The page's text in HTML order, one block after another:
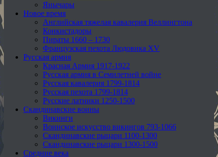
Янычары
Новое время
Английская тяжелая кавалерия Веллингтона
Конкистадоры
Пираты 1660 – 1730
Французская пехота Людовика XV
Русская армия
Красная Армия 1917-1922
Русская армия в Семилетней войне
Русская кавалерия 1799-1814
Русская пехота 1799-1814
Русские латники 1250-1500
Скандинавские воины
Викинги
Воинское искусство викингов 793-1066
Скандинавские рыцари 1100-1300
Скандинавские рыцари 1300-1500
Средние века